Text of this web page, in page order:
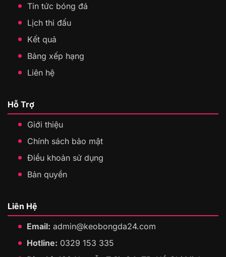
Tin tức bóng đá
Lịch thi đấu
Kết quả
Bảng xếp hạng
Liên hệ
Hỗ Trợ
Giới thiệu
Chính sách bảo mật
Điều khoản sử dụng
Bản quyền
Liên Hệ
Email: admin@keobongda24.com
Hotline: 0329 153 335